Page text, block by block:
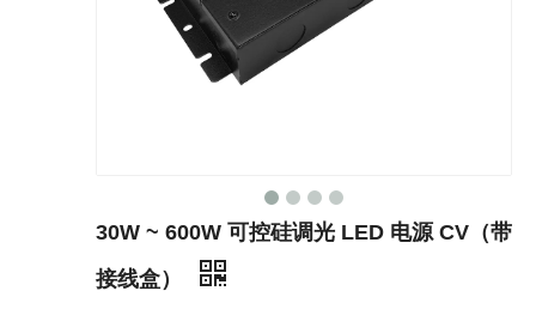
30W ~ 600W 可控硅调光 LED 电源 CV（带
接线盒）